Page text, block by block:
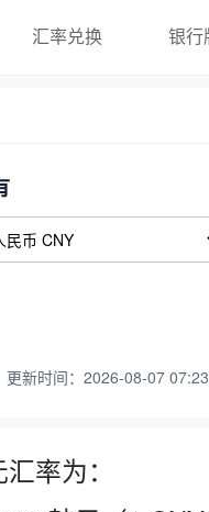
汇率兑换 银行
更新时间：2026-08-07
率为：